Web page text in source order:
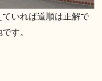
ていれば道順は正解で
す。